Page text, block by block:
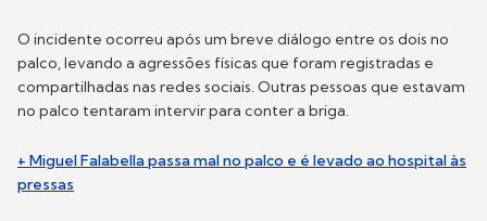
O incidente ocorreu após um breve diálogo entre os dois no
palco, levando a agressões físicas que foram registradas e
compartilhadas nas redes sociais. Outras pessoas que estavam
no palco tentaram intervir para conter a briga.
+ Miguel Falabella passa mal no palco e é levado ao hospital às
pressas